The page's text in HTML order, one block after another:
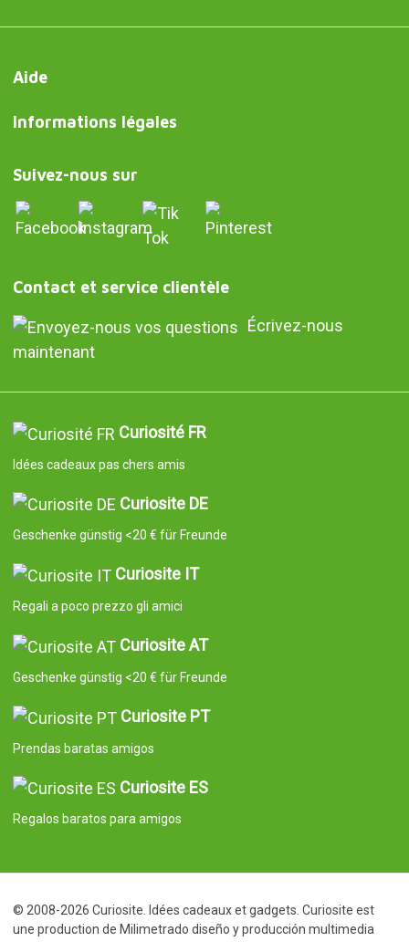
Aide
Informations légales
Suivez-nous sur
Contact et service clientèle
Écrivez-nous
maintenant
Curiosité FR
Idées cadeaux pas chers amis
Curiosite DE
Geschenke günstig <20 € für Freunde
Curiosite IT
Regali a poco prezzo gli amici
Curiosite AT
Geschenke günstig <20 € für Freunde
Curiosite PT
Prendas baratas amigos
Curiosite ES
Regalos baratos para amigos
© 2008-2026 Curiosite. Idées cadeaux et gadgets. Curiosite est
une production de Milimetrado diseño y producción multimedia